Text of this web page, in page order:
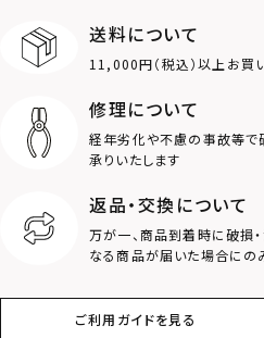
ダブルリング
ロゴ
クラウン
送料について
11,000円（税込）以上お買
修理について
経年劣化や不慮の事故等で
承りいたします
返品・交換について
万が一、商品到着時に破損
なる商品が届いた場合にの
ご利用ガイドを見る